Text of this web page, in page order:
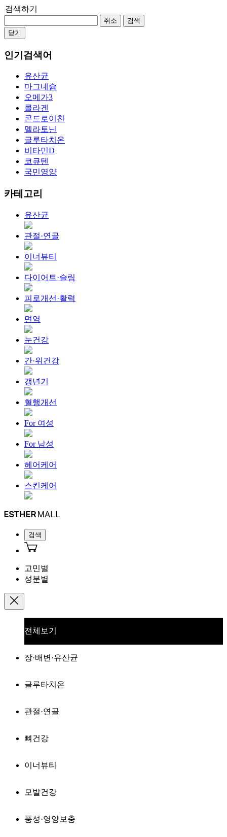
검색하기
취소
검색
닫기
인기검색어
유산균
마그네슘
오메가3
콜라겐
콘드로이친
멜라토닌
글루타치온
비타민D
코큐텐
국민영양
카테고리
유산균
관절·연골
이너뷰티
다이어트·슬림
피로개선·활력
면역
눈건강
간·위건강
갱년기
혈행개선
For 여성
For 남성
헤어케어
스킨케어
검색
고민별
성분별
전체보기
장·배변·유산균
글루타치온
관절·연골
뼈건강
이너뷰티
모발건강
풍성·영양보충